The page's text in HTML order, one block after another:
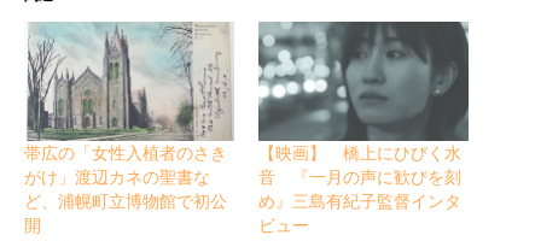
帯広の「女性入植者のさき
がけ」渡辺カネの聖書な
ど、浦幌町立博物館で初公
開
【映画】 橋上にひびく水
音 『一月の声に歓びを刻
め』三島有紀子監督インタ
ビュー